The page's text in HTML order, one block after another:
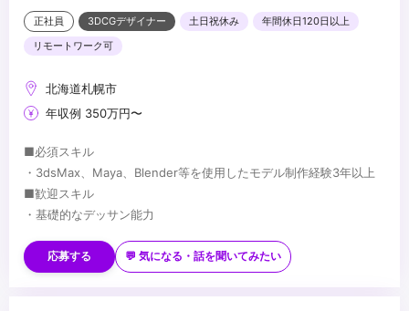
正社員 3DCGデザイナー 土日祝休み
年間休日120日以上
リモートワーク可
北海道札幌市
年収例 350万円〜
■必須スキル
・3dsMax、Maya、Blender等を使用したモデル制作経験3年以上
■歓迎スキル
・基礎的なデッサン能力
・Substance Painterのテクスチャ制作経験
・Zbrush,Mudboxなどのスカルプトツール使用経験
...
応募する 💬 気になる・話を聞いてみたい